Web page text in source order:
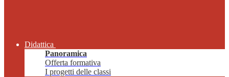
Didattica
Panoramica
Offerta formativa
I progetti delle classi